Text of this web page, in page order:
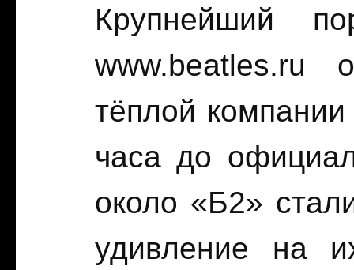
Крупнейший
www.beatles.ru
тёплой
часа до
около «Б2»
удивление на